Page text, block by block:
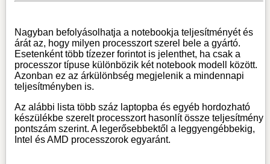
Nagyban befolyásolhatja a notebookja teljesítményét és
árát az, hogy milyen processzort szerel bele a gyártó.
Esetenként több tízezer forintot is jelenthet, ha csak a
processzor típuse különbözik két notebook modell között.
Azonban ez az árkülönbség megjelenik a mindennapi
teljesítményben is.
Az alábbi lista több száz laptopba és egyéb hordozható
készülékbe szerelt processzort hasonlít össze teljesítmény
pontszám szerint. A legerősebbektől a leggyengébbekig,
Intel és AMD processzorok egyaránt.